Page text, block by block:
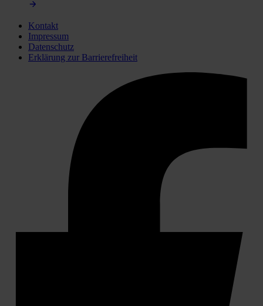
Kontakt
Impressum
Datenschutz
Erklärung zur Barrierefreiheit